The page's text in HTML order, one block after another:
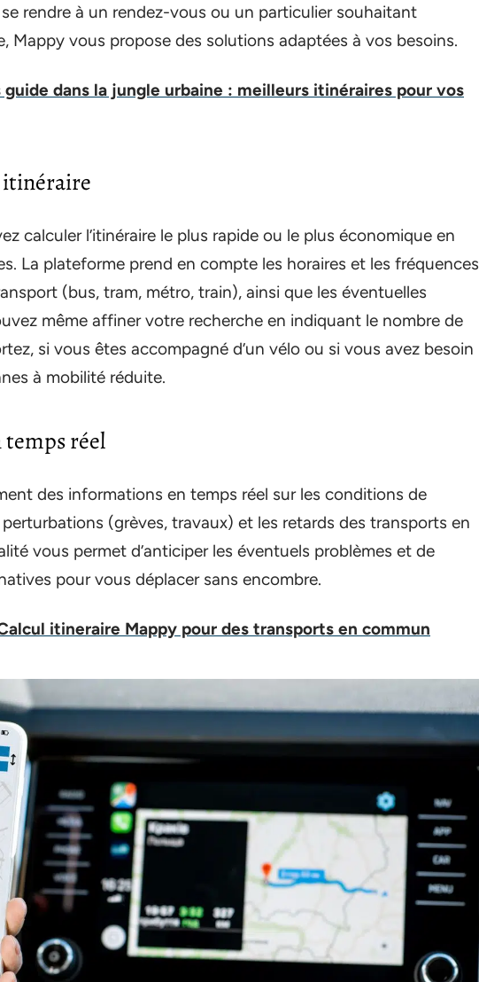
rendre à un rendez-vous ou un particulier souhaitant
Mappy vous propose des solutions adaptées à vos besoins.
guide dans la jungle urbaine : meilleurs itinéraires pour vos
calculer l’itinéraire le plus rapide ou le plus économique en
La plateforme prend en compte les horaires et les fréquences
(bus, tram, métro, train), ainsi que les éventuelles
même affiner votre recherche en indiquant le nombre de
si vous êtes accompagné d’un vélo ou si vous avez besoin
à mobilité réduite.
réel
des informations en temps réel sur les conditions de
(grèves, travaux) et les retards des transports en
vous permet d’anticiper les éventuels problèmes et de
pour vous déplacer sans encombre.
itineraire Mappy pour des transports en commun